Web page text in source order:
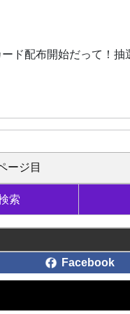
ド配布開始だって！
索
Facebook